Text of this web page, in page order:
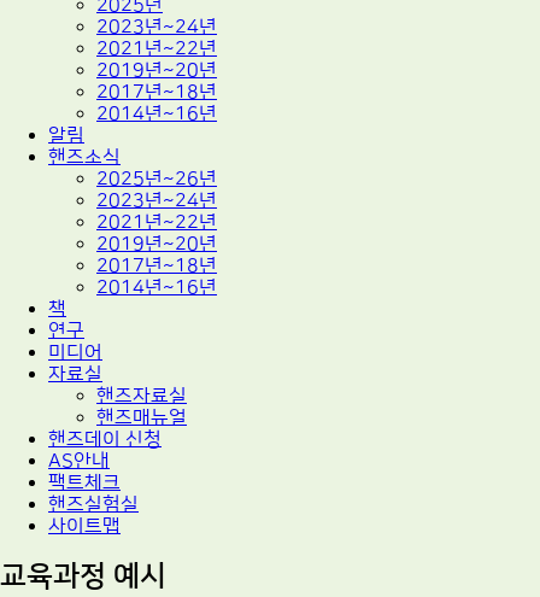
2025년
2023년~24년
2021년~22년
2019년~20년
2017년~18년
2014년~16년
알림
핸즈소식
2025년~26년
2023년~24년
2021년~22년
2019년~20년
2017년~18년
2014년~16년
책
연구
미디어
자료실
핸즈자료실
핸즈매뉴얼
핸즈데이 신청
AS안내
팩트체크
핸즈실험실
사이트맵
교육과정 예시